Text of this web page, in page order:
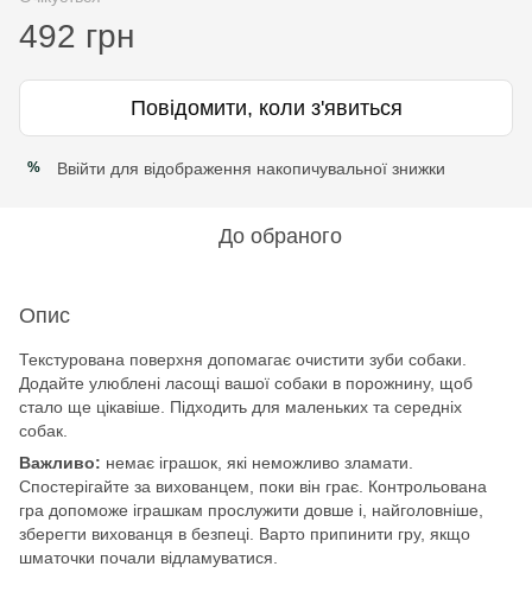
492 грн
Повідомити, коли з'явиться
% Ввійти для відображення накопичувальної знижки
До обраного
Опис
Текстурована поверхня допомагає очистити зуби собаки.
Додайте улюблені ласощі вашої собаки в порожнину, щоб
стало ще цікавіше. Підходить для маленьких та середніх
собак.
Важливо: немає іграшок, які неможливо зламати.
Спостерігайте за вихованцем, поки він грає. Контрольована
гра допоможе іграшкам прослужити довше і, найголовніше,
зберегти вихованця в безпеці. Варто припинити гру, якщо
шматочки почали відламуватися.